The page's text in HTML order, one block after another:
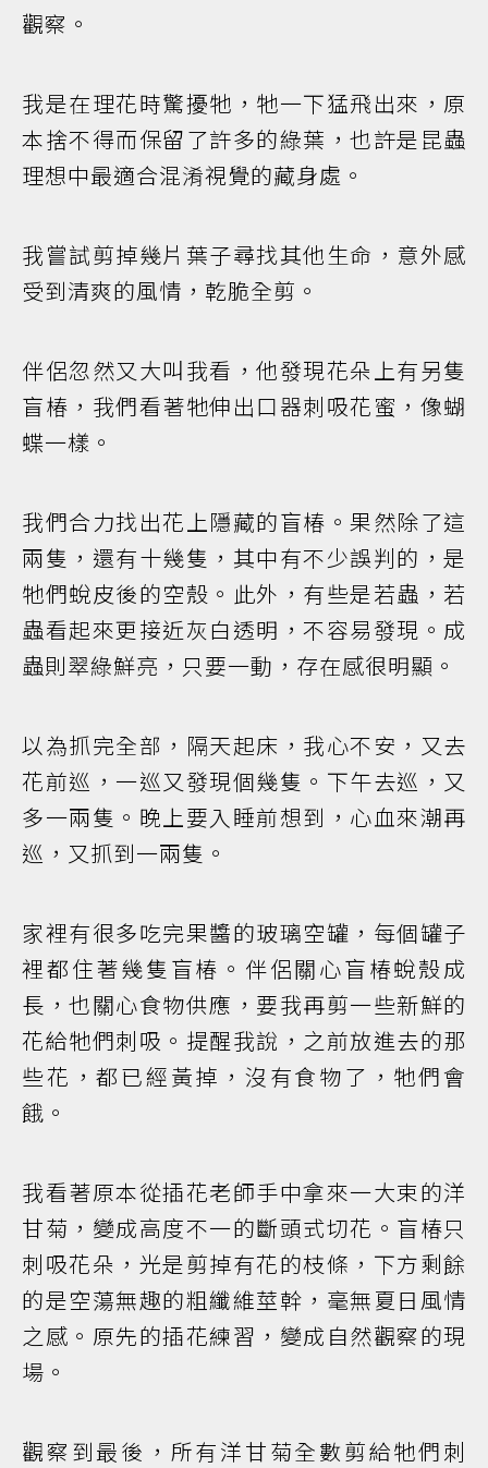
觀察。
我是在理花時驚擾牠，牠一下猛飛出來，原
本捨不得而保留了許多的綠葉，也許是昆蟲
理想中最適合混淆視覺的藏身處。
我嘗試剪掉幾片葉子尋找其他生命，意外感
受到清爽的風情，乾脆全剪。
伴侶忽然又大叫我看，他發現花朵上有另隻
盲椿，我們看著牠伸出口器刺吸花蜜，像蝴
蝶一樣。
我們合力找出花上隱藏的盲椿。果然除了這
兩隻，還有十幾隻，其中有不少誤判的，是
牠們蛻皮後的空殼。此外，有些是若蟲，若
蟲看起來更接近灰白透明，不容易發現。成
蟲則翠綠鮮亮，只要一動，存在感很明顯。
以為抓完全部，隔天起床，我心不安，又去
花前巡，一巡又發現個幾隻。下午去巡，又
多一兩隻。晚上要入睡前想到，心血來潮再
巡，又抓到一兩隻。
家裡有很多吃完果醬的玻璃空罐，每個罐子
裡都住著幾隻盲椿。伴侶關心盲椿蛻殼成
長，也關心食物供應，要我再剪一些新鮮的
花給牠們刺吸。提醒我說，之前放進去的那
些花，都已經黃掉，沒有食物了，牠們會
餓。
我看著原本從插花老師手中拿來一大束的洋
甘菊，變成高度不一的斷頭式切花。盲椿只
刺吸花朵，光是剪掉有花的枝條，下方剩餘
的是空蕩無趣的粗纖維莖幹，毫無夏日風情
之感。原先的插花練習，變成自然觀察的現
場。
觀察到最後，所有洋甘菊全數剪給牠們刺